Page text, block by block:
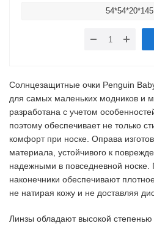
54*54*20*145
Солнцезащитные очки Penguin
для самых маленьких модников и
разработана с учетом
поэтому обеспечивает не только
комфорт при носке. Оправа
материала, устойчивого к
надежными в повседневной носке.
наконечники обеспечивают
не натирая кожу и не доставляя
Линзы обладают высокой